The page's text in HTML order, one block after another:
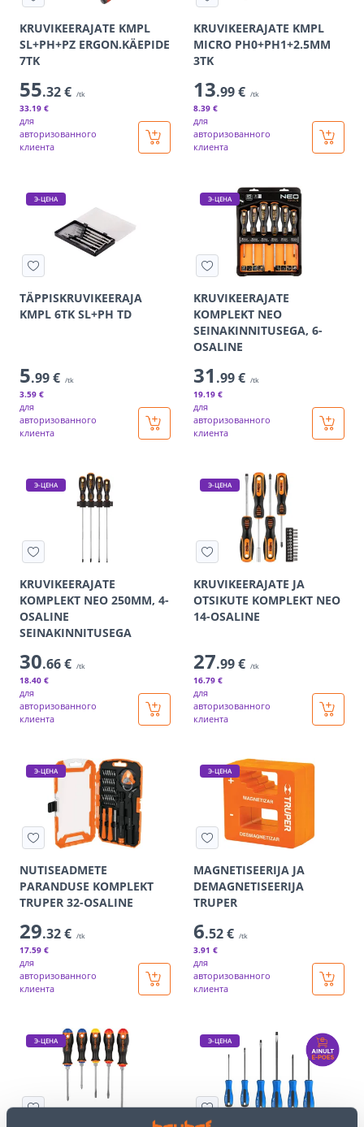
KRUVIKEERAJATE KMPL
SL+PH+PZ ERGON.KÄEPIDE
7TK
55.32 € /tk
33.19 €
для
авторизованного
клиента
KRUVIKEERAJATE KMPL
MICRO PH0+PH1+2.5MM
3TK
13.99 € /tk
8.39 €
для
авторизованного
клиента
Э-ЦЕНА
TÄPPISKRUVIKEERAJA
KMPL 6TK SL+PH TD
5.99 € /tk
3.59 €
для
авторизованного
клиента
Э-ЦЕНА
KRUVIKEERAJATE
KOMPLEKT NEO
SEINAKINNITUSEGA, 6-
OSALINE
31 .99 € /tk
19.19 €
для
авторизованного
клиента
Э-ЦЕНА
KRUVIKEERAJATE
KOMPLEKT NEO 250MM, 4-
OSALINE
SEINAKINNITUSEGA
30.66 € /tk
18.40 €
для
авторизованного
клиента
Э-ЦЕНА
KRUVIKEERAJATE JA
OTSIKUTE KOMPLEKT NEO
14-OSALINE
27.99 € /tk
16.79 €
для
авторизованного
клиента
Э-ЦЕНА
NUTISEADMETE
PARANDUSE KOMPLEKT
TRUPER 32-OSALINE
29.32 € /tk
17.59 €
для
авторизованного
клиента
Э-ЦЕНА
MAGNETISEERIJA JA
DEMAGNETISEERIJA
TRUPER
6.52 € /tk
3.91 €
для
авторизованного
клиента
Э-ЦЕНА Э-ЦЕНА